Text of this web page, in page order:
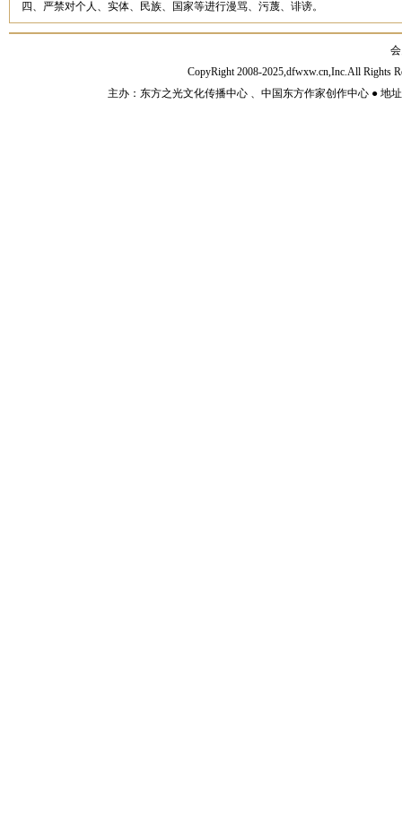
四、严禁对个人、实体、民族、国家等进行漫骂、污蔑、诽谤。
CopyRight 2008-2025,dfwxw.cn,Inc.All Rights
主办：东方之光文化传播中心 、中国东方作家创作中心 ● 地